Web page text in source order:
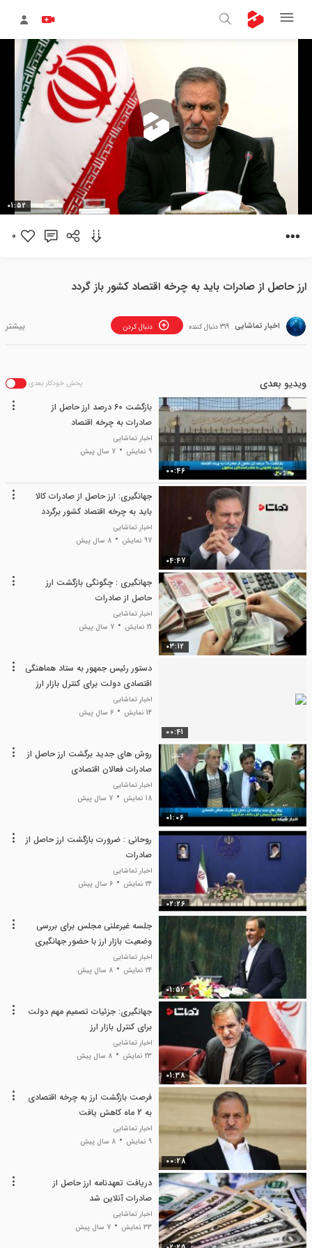
01:52
0
ارز حاصل از صادرات باید به چرخه اقتصاد کشور باز گردد
اخبار تماشایی دنبال کردن 319 دنبال کننده
ویدیو بعدی پخش خودکار بعدی
00:46
بازگشت 60 درصد ارز حاصل از
صادرات به چرخه اقتصاد
اخبار تماشایی
9 نمایش
7 سال پیش
04:47
جهانگیری: ارز حاصل از صادرات کالا
باید به چرخه اقتصاد کشور برگردد
اخبار تماشایی
97 نمایش
8 سال پیش
03:12
جهانگیری : چگونگی بازگشت ارز
حاصل از صادرات
اخبار تماشایی
21 نمایش
7 سال پیش
00:41
دستور رئیس جمهور به ستاد هماهنگی
اقتصادی دولت برای کنترل بازار ارز
اخبار تماشایی
14 نمایش
6 سال پیش
01:06
روش های جدید برگشت ارز حاصل از
صادرات فعالان اقتصادی
اخبار تماشایی
18 نمایش
7 سال پیش
02:26
روحانی : ضرورت بازگشت ارز حاصل از
صادرات
اخبار تماشایی
24 نمایش
6 سال پیش
01:52
جلسه غیرعلنی مجلس برای بررسی
وضعیت بازار ارز با حضور جهانگیری
اخبار تماشایی
24 نمایش
8 سال پیش
01:38
جهانگیری: جزئیات تصمیم مهم دولت
برای کنترل بازار ارز
اخبار تماشایی
23 نمایش
8 سال پیش
00:28
فرصت بازگشت ارز به چرخه اقتصادی
به 2 ماه کاهش یافت
اخبار تماشایی
9 نمایش
8 سال پیش
دریافت تعهدنامه ارز حاصل از
صادرات آنلاین شد
اخبار تماشایی
33 نمایش
7 سال پیش